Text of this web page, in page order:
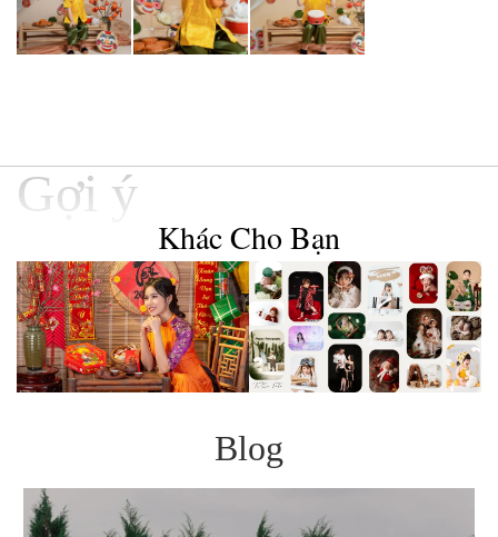
Gợi ý
Khác Cho Bạn
Blog